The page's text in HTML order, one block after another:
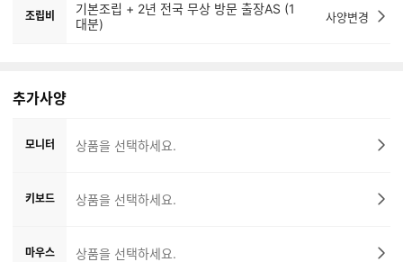
조립비
기본조립 + 2년 전국 무상 방문 출장AS (1
대분)
사양변경
추가사양
모니터 상품을 선택하세요.
키보드 상품을 선택하세요.
마우스 상품을 선택하세요.